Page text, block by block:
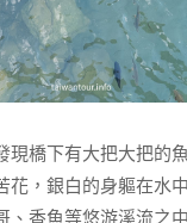
現橋下有大把大把的
花，銀白的身軀在水
、香魚等悠游溪流之